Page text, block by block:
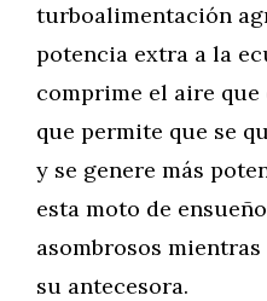
turboalimentación
potencia extra a la
comprime el aire
que permite que se
y se genere más
esta moto de
asombrosos
su antecesora.